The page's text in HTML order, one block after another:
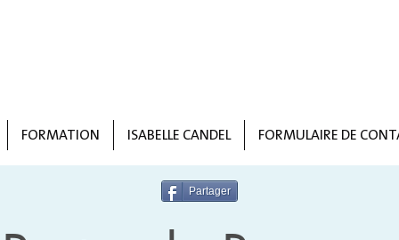
FORMATION ISABELLE CANDEL FORMULAIRE DE
Partager